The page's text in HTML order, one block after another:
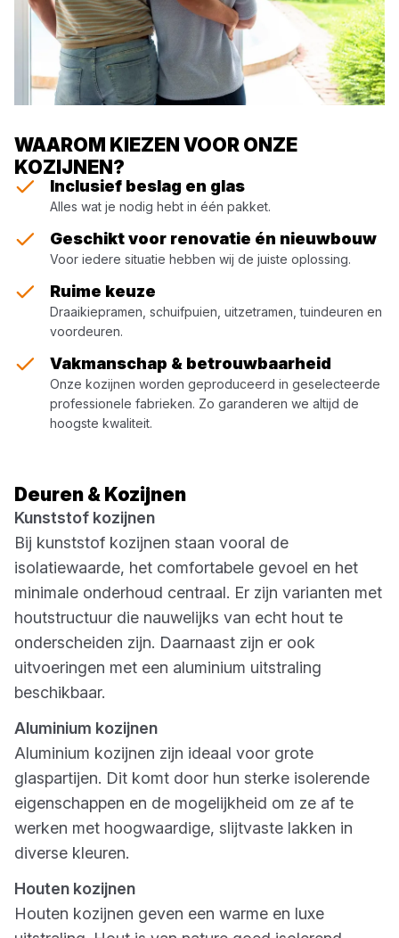
WAAROM KIEZEN VOOR ONZE
KOZIJNEN?
Inclusief beslag en glas
Alles wat je nodig hebt in één pakket.
Geschikt voor renovatie én nieuwbouw
Voor iedere situatie hebben wij de juiste oplossing.
Ruime keuze
Draaikiepramen, schuifpuien, uitzetramen, tuindeuren en
voordeuren.
Vakmanschap & betrouwbaarheid
Onze kozijnen worden geproduceerd in geselecteerde
professionele fabrieken. Zo garanderen we altijd de
hoogste kwaliteit.
Deuren & Kozijnen
Kunststof kozijnen
Bij kunststof kozijnen staan vooral de
isolatiewaarde, het comfortabele gevoel en het
minimale onderhoud centraal. Er zijn varianten met
houtstructuur die nauwelijks van echt hout te
onderscheiden zijn. Daarnaast zijn er ook
uitvoeringen met een aluminium uitstraling
beschikbaar.
Aluminium kozijnen
Aluminium kozijnen zijn ideaal voor grote
glaspartijen. Dit komt door hun sterke isolerende
eigenschappen en de mogelijkheid om ze af te
werken met hoogwaardige, slijtvaste lakken in
diverse kleuren.
Houten kozijnen
Houten kozijnen geven een warme en luxe